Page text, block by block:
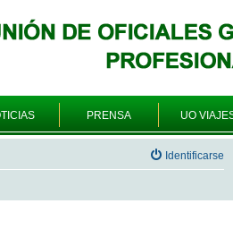
PRENSA UO
Identificarse